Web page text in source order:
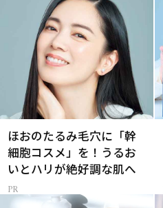
ほおのたるみ毛穴に「幹
細胞コスメ」を！うるお
いとハリが絶好調な肌へ